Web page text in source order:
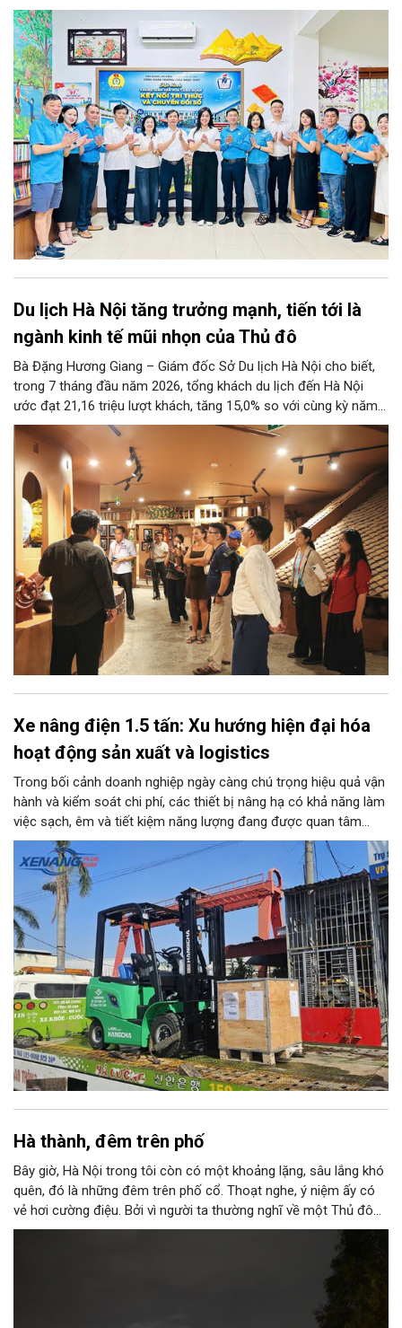
đoàn Trường Tiểu học Ái Mộ B tổ chức Lễ ra mắt Mô hình
“Không gian văn hóa công đoàn”.
Du lịch Hà Nội tăng trưởng mạnh, tiến tới là
ngành kinh tế mũi nhọn của Thủ đô
Bà Đặng Hương Giang – Giám đốc Sở Du lịch Hà Nội cho biết,
trong 7 tháng đầu năm 2026, tổng khách du lịch đến Hà Nội
ước đạt 21,16 triệu lượt khách, tăng 15,0% so với cùng kỳ năm
2025. Tổng thu từ khách du lịch ước đạt 86,47 nghìn tỷ đồng,
tăng 17,9% so với cùng kỳ năm trước.
Xe nâng điện 1.5 tấn: Xu hướng hiện đại hóa
hoạt động sản xuất và logistics
Trong bối cảnh doanh nghiệp ngày càng chú trọng hiệu quả vận
hành và kiểm soát chi phí, các thiết bị nâng hạ có khả năng làm
việc sạch, êm và tiết kiệm năng lượng đang được quan tâm
nhiều. Xe nâng điện 1.5 tấn là một trong những lựa chọn phù
hợp với nhiều kho bãi, nhà xưởng và cơ sở sản xuất nhờ tải
trọng đáp ứng các loại hàng hóa phổ biến, đồng thời có khả
năng vận hành linh hoạt trong nhiều môi trường.
Hà thành, đêm trên phố
Bây giờ, Hà Nội trong tôi còn có một khoảng lặng, sâu lắng khó
quên, đó là những đêm trên phố cổ. Thoạt nghe, ý niệm ấy có
vẻ hơi cường điệu. Bởi vì người ta thường nghĩ về một Thủ đô
ngàn năm văn hiến với những nét tĩnh lặng, cổ kính, rêu phong
trong ánh nắng ban mai mơ màng buông xuống “ba mươi sáu
phố phường”; nên có lẽ, sẽ ngỡ ngàng, nếu ai đó khi nghe thấy
nơi này được gọi là “thành phố của những đêm thâu”.